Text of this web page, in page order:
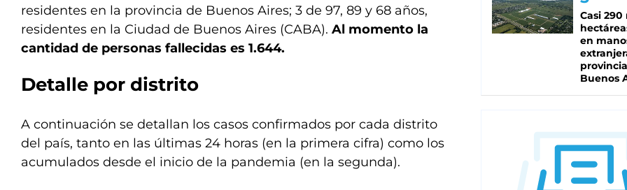
residentes en la provincia de Buenos Aires; 3 de 97, 89 y 68 años,
residentes en la Ciudad de Buenos Aires (CABA). Al momento la
cantidad de personas fallecidas es 1.644.
Detalle por distrito
A continuación se detallan los casos confirmados por cada distrito
del país, tanto en las últimas 24 horas (en la primera cifra) como los
acumulados desde el inicio de la pandemia (en la segunda).
Casi 290
en
Buenos